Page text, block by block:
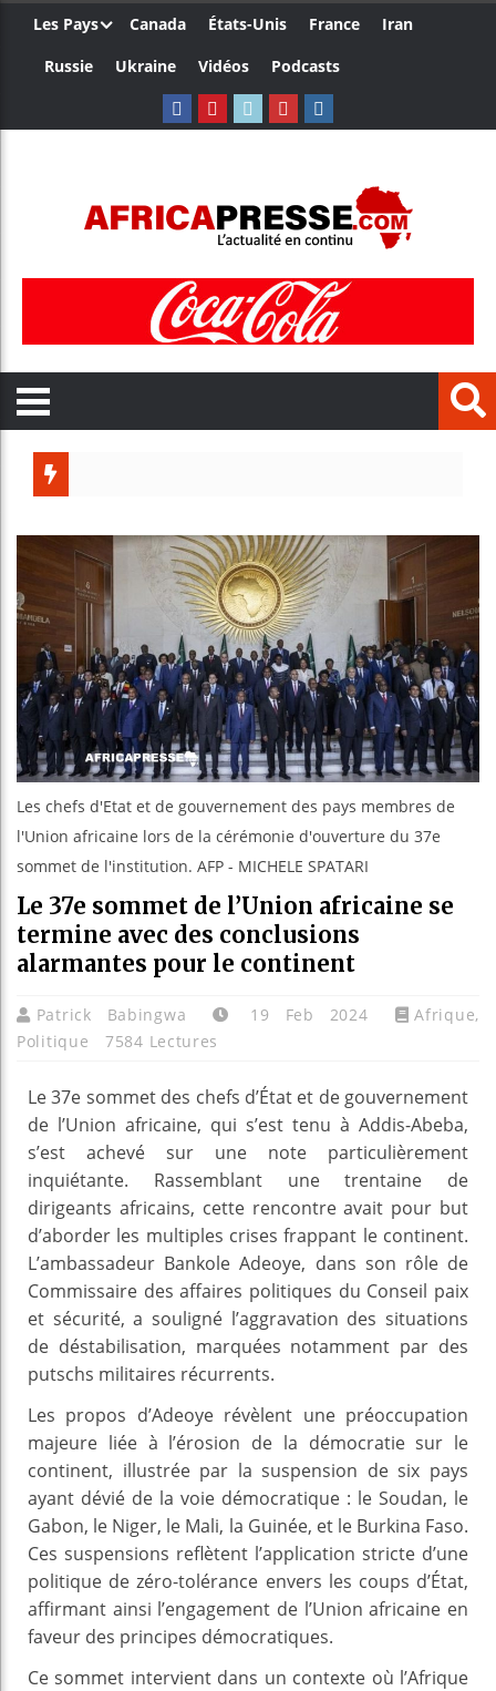
Les Pays Canada États-Unis France
Iran
Russie
Ukraine Vidéos Podcasts
Côte
Ceuta :
Les chefs d'Etat et de gouvernement des pays membres de
l'Union africaine lors de la cérémonie d'ouverture du 37e
sommet de l'institution. AFP - MICHELE SPATARI
Le 37e sommet de l’Union africaine se
termine avec des conclusions
alarmantes pour le continent
Patrick Babingwa 19 Feb 2024 Afrique,
Politique
7584 Lectures
Le 37e sommet des chefs d’État et de gouvernement
de l’Union africaine, qui s’est tenu à Addis-Abeba,
s’est achevé sur une note particulièrement
inquiétante. Rassemblant une trentaine de
dirigeants africains, cette rencontre avait pour but
d’aborder les multiples crises frappant le continent.
L’ambassadeur Bankole Adeoye, dans son rôle de
Commissaire des affaires politiques du Conseil paix
et sécurité, a souligné l’aggravation des situations
de déstabilisation, marquées notamment par des
putschs militaires récurrents.
Les propos d’Adeoye révèlent une préoccupation
majeure liée à l’érosion de la démocratie sur le
continent, illustrée par la suspension de six pays
ayant dévié de la voie démocratique : le Soudan, le
Gabon, le Niger, le Mali, la Guinée, et le Burkina Faso.
Ces suspensions reflètent l’application stricte d’une
politique de zéro-tolérance envers les coups d’État,
affirmant ainsi l’engagement de l’Union africaine en
faveur des principes démocratiques.
Ce sommet intervient dans un contexte où l’Afrique